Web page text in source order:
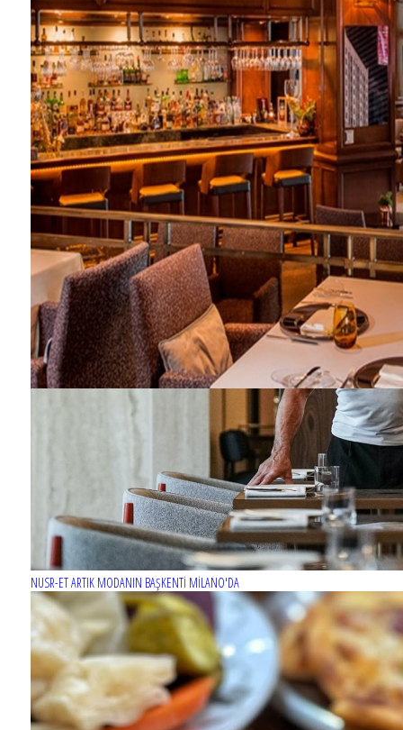
NUSR-ET ARTIK MODANIN BAŞKENTİ MİLANO'DA